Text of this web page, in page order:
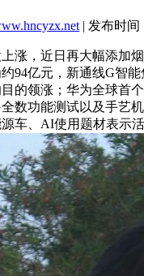
| 发布时间
，近日再大幅添加烟
94亿元，新通线G智
的领涨；华为全球首
数功能测试以及手艺
车、AI使用题材表示活